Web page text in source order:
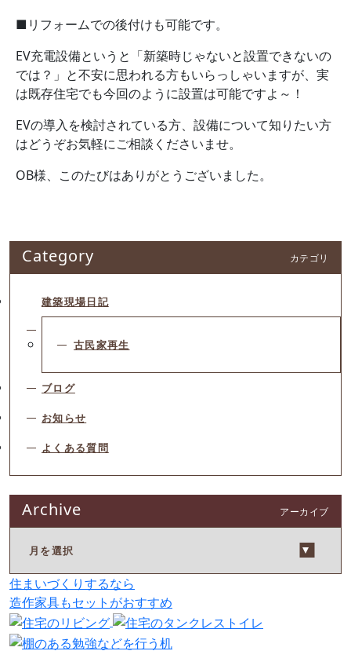
■リフォームでの後付けも可能です。
EV充電設備というと「新築時じゃないと設置できないの
では？」と不安に思われる方もいらっしゃいますが、実
は既存住宅でも今回のように設置は可能ですよ～！
EVの導入を検討されている方、設備について知りたい方
はどうぞお気軽にご相談くださいませ。
OB様、このたびはありがとうございました。
Category カテゴリ
建築現場日記
古民家再生
ブログ
お知らせ
よくある質問
Archive アーカイブ
住まいづくりするなら
造作家具もセット がおすすめ